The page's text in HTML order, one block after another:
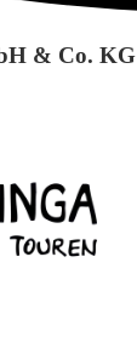
& Co. KG